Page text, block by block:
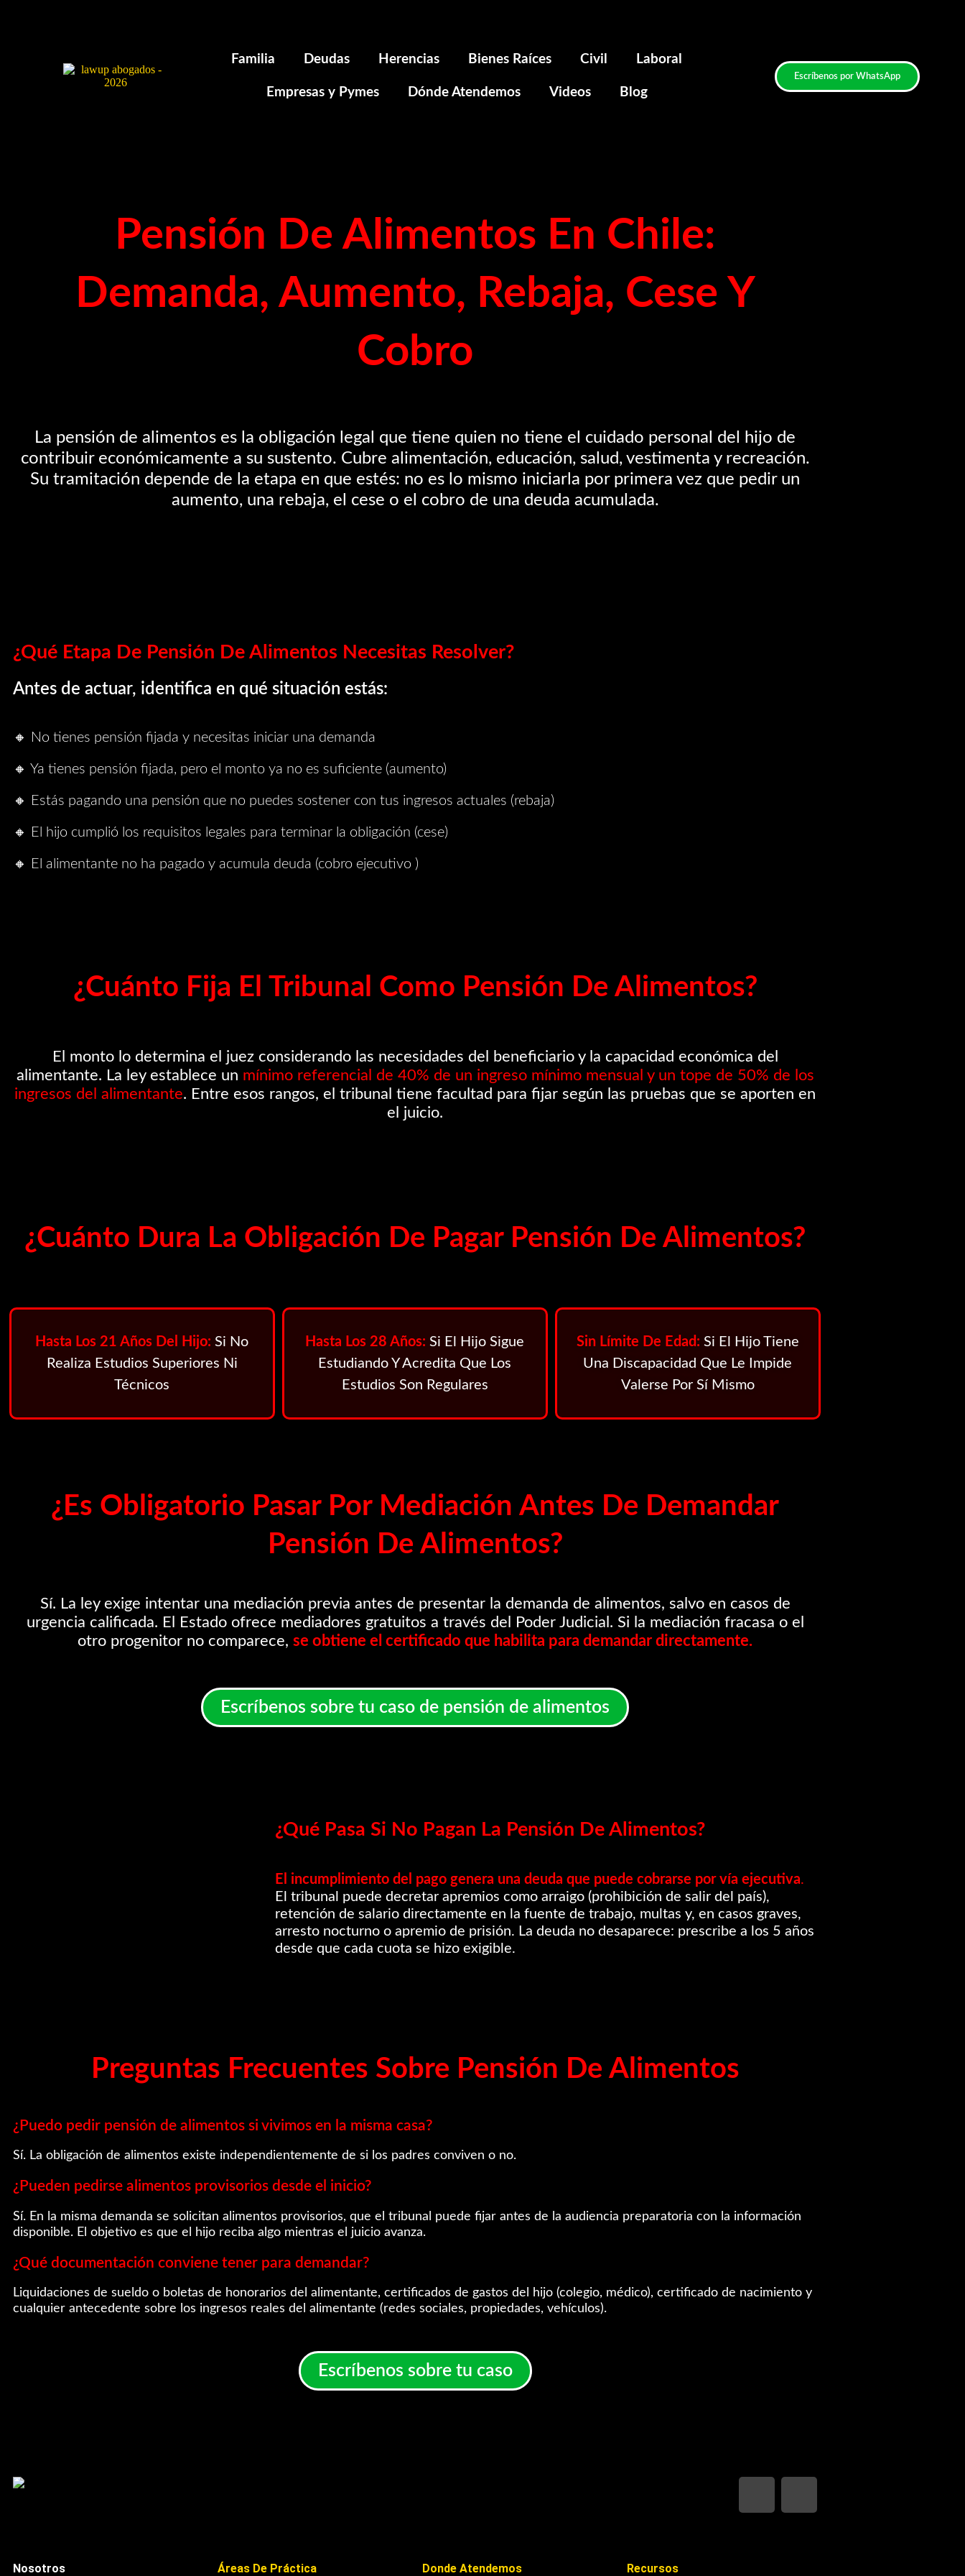
Familia Deudas Herencias Bienes Raíces Civil Laboral
Empresas y Pymes Dónde Atendemos Videos Blog
Escríbenos por WhatsApp
Pensión De Alimentos En Chile:
Demanda, Aumento, Rebaja, Cese Y
Cobro
La pensión de alimentos es la obligación legal que tiene quien no tiene el cuidado personal del hijo de
contribuir económicamente a su sustento. Cubre alimentación, educación, salud, vestimenta y recreación.
Su tramitación depende de la etapa en que estés: no es lo mismo iniciarla por primera vez que pedir un
aumento, una rebaja, el cese o el cobro de una deuda acumulada.
¿Qué Etapa De Pensión De Alimentos Necesitas Resolver?
Antes de actuar, identifica en qué situación estás:
🔸 No tienes pensión fijada y necesitas iniciar una demanda
🔸 Ya tienes pensión fijada, pero el monto ya no es suficiente (aumento)
🔸 Estás pagando una pensión que no puedes sostener con tus ingresos actuales (rebaja)
🔸 El hijo cumplió los requisitos legales para terminar la obligación (cese)
🔸 El alimentante no ha pagado y acumula deuda (cobro ejecutivo )
¿Cuánto Fija El Tribunal Como Pensión De Alimentos?
El monto lo determina el juez considerando las necesidades del beneficiario y la capacidad económica del
alimentante. La ley establece un mínimo referencial de 40% de un ingreso mínimo mensual y un tope de 50% de los
ingresos del alimentante. Entre esos rangos, el tribunal tiene facultad para fijar según las pruebas que se aporten en
el juicio.
¿Cuánto Dura La Obligación De Pagar Pensión De Alimentos?
Hasta Los 21 Años Del Hijo: Si No
Realiza Estudios Superiores Ni
Técnicos
Hasta Los 28 Años: Si El Hijo Sigue
Estudiando Y Acredita Que Los
Estudios Son Regulares
Sin Límite De Edad: Si El Hijo Tiene
Una Discapacidad Que Le Impide
Valerse Por Sí Mismo
¿Es Obligatorio Pasar Por Mediación Antes De Demandar
Pensión De Alimentos?
Sí. La ley exige intentar una mediación previa antes de presentar la demanda de alimentos, salvo en casos de
urgencia calificada. El Estado ofrece mediadores gratuitos a través del Poder Judicial. Si la mediación fracasa o el
otro progenitor no comparece, se obtiene el certificado que habilita para demandar directamente.
Escríbenos sobre tu caso de pensión de alimentos
¿Qué Pasa Si No Pagan La Pensión De Alimentos?
El incumplimiento del pago genera una deuda que puede cobrarse por vía ejecutiva.
El tribunal puede decretar apremios como arraigo (prohibición de salir del país),
retención de salario directamente en la fuente de trabajo, multas y, en casos graves,
arresto nocturno o apremio de prisión. La deuda no desaparece: prescribe a los 5 años
desde que cada cuota se hizo exigible.
Preguntas Frecuentes Sobre Pensión De Alimentos
¿Puedo pedir pensión de alimentos si vivimos en la misma casa?
Sí. La obligación de alimentos existe independientemente de si los padres conviven o no.
¿Pueden pedirse alimentos provisorios desde el inicio?
Sí. En la misma demanda se solicitan alimentos provisorios, que el tribunal puede fijar antes de la audiencia preparatoria con la información
disponible. El objetivo es que el hijo reciba algo mientras el juicio avanza.
¿Qué documentación conviene tener para demandar?
Liquidaciones de sueldo o boletas de honorarios del alimentante, certificados de gastos del hijo (colegio, médico), certificado de nacimiento y
cualquier antecedente sobre los ingresos reales del alimentante (redes sociales, propiedades, vehículos).
Escríbenos sobre tu caso
Nosotros Áreas De Práctica Donde Atendemos Recursos